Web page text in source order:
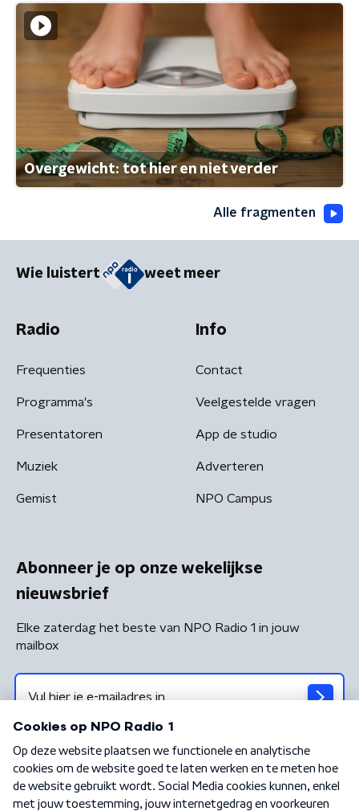
Overgewicht: tot hier en niet verder
Alle fragmenten
Wie luistert weet meer
Radio
Frequenties
Programma's
Presentatoren
Muziek
Gemist
Info
Contact
Veelgestelde vragen
App de studio
Adverteren
NPO Campus
Abonneer je op onze wekelijkse
nieuwsbrief
Elke zaterdag het beste van NPO Radio 1 in jouw
mailbox
Algemene voorwaarden